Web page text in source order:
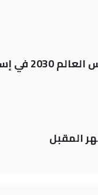
إسبانيا
المقبل